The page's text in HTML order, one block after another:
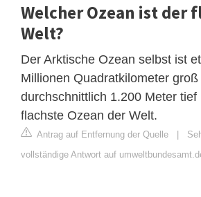
Welcher Ozean ist der
Welt?
Der Arktische Ozean selbst ist
Millionen Quadratkilometer groß
durchschnittlich 1.200 Meter tief
flachste Ozean der Welt.
Antrag auf Entfernung der Quelle |
vollständige Antwort auf